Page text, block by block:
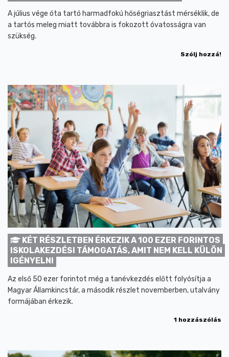
A július vége óta tartó harmadfokú hőségriasztást mérséklik, de
a tartós meleg miatt továbbra is fokozott óvatosságra van
szükség.
Szólj hozzá!
KÉT RÉSZLETBEN ÉRKEZIK A 100 EZER FORINTOS
ISKOLAKEZDÉSI TÁMOGATÁS, AMIT NEM KELL KÜLÖN
IGÉNYELNI
Az első 50 ezer forintot még a tanévkezdés előtt folyósítja a
Magyar Államkincstár, a második részlet novemberben, utalvány
formájában érkezik.
1 hozzászólás